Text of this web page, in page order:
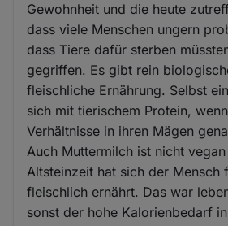
Gewohnheit und die heute
dass viele Menschen ungern
dass Tiere dafür sterben
gegriffen. Es gibt rein
fleischliche Ernährung. Selbst
sich mit tierischem Protein,
Verhältnisse in ihren Mägen
Auch Muttermilch ist nicht
Altsteinzeit hat sich der Mensch
fleischlich ernährt. Das war
sonst der hohe Kalorienbedarf